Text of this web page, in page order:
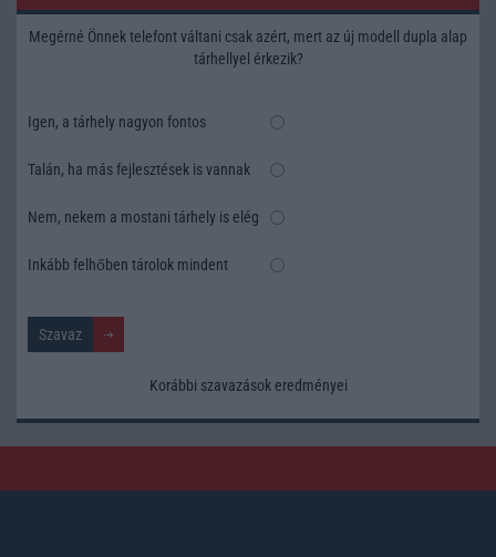
Megérné Önnek telefont váltani csak azért, mert az új modell dupla alap
tárhellyel érkezik?
Igen, a tárhely nagyon fontos
Talán, ha más fejlesztések is vannak
Nem, nekem a mostani tárhely is elég
Inkább felhőben tárolok mindent
Korábbi szavazások eredményei